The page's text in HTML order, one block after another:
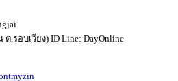
.รอบเวียง) ID Line: DayOnline